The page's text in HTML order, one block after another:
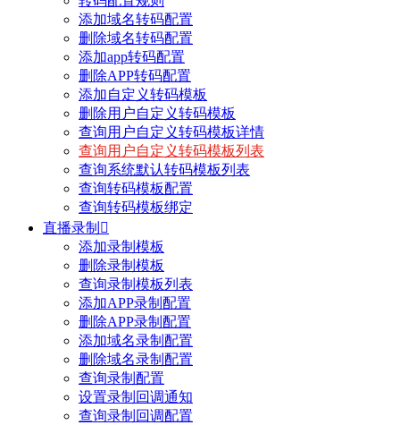
添加域名转码配置
删除域名转码配置
添加app转码配置
删除APP转码配置
添加自定义转码模板
删除用户自定义转码模板
查询用户自定义转码模板详情
查询用户自定义转码模板列表
查询系统默认转码模板列表
查询转码模板配置
查询转码模板绑定
直播录制 
添加录制模板
删除录制模板
查询录制模板列表
添加APP录制配置
删除APP录制配置
添加域名录制配置
删除域名录制配置
查询录制配置
设置录制回调通知
查询录制回调配置